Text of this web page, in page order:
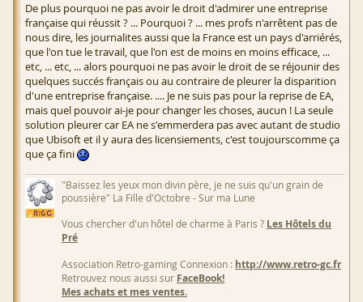
De plus pourquoi ne pas avoir le droit d'admirer une entreprise
française qui réussit ? ... Pourquoi ? ... mes profs n'arrêtent pas de
nous dire, les journalites aussi que la France est un pays d'arriérés,
que l'on tue le travail, que l'on est de moins en moins efficace, ...
etc, ... etc, ... alors pourquoi ne pas avoir le droit de se réjounir des
quelques succés français ou au contraire de pleurer la disparition
d'une entreprise française. .... Je ne suis pas pour la reprise de EA,
mais quel pouvoir ai-je pour changer les choses, aucun ! La seule
solution pleurer car EA ne s'emmerdera pas avec autant de studio
que Ubisoft et il y aura des licensiements, c'est toujourscomme ça
que ça fini
"Baissez les yeux mon divin père, je ne suis qu'un grain de
poussière" La Fille d'Octobre - Sur ma Lune
Vous chercher d'un hôtel de charme à Paris ? Les Hôtels du
Pré
Association Retro-gaming Connexion : http://www.retro-gc.fr
Retrouvez nous aussi sur FaceBook!
Mes achats et mes ventes.